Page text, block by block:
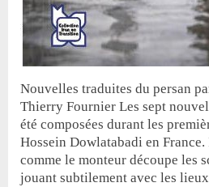
Nouvelles traduites du persan
Thierry Fournier Les sept
été composées durant les
Hossein Dowlatabadi en
comme le monteur découpe les
jouant subtilement avec les